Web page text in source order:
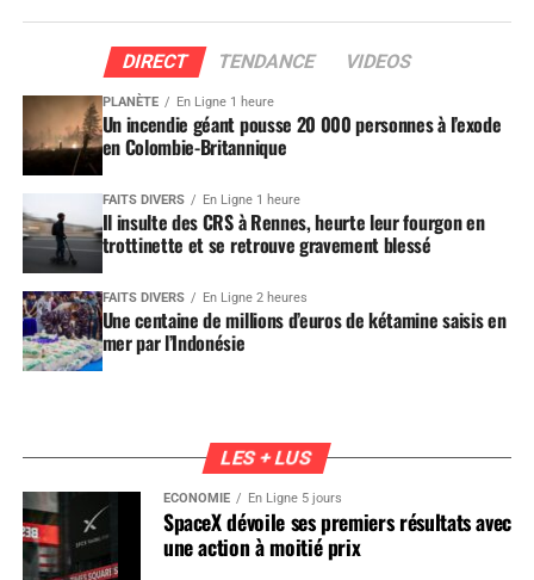
DIRECT TENDANCE VIDEOS
PLANÈTE En Ligne 1 heure
Un incendie géant pousse 20 000 personnes à l’exode
en Colombie-Britannique
FAITS DIVERS En Ligne 1 heure
Il insulte des CRS à Rennes, heurte leur fourgon en
trottinette et se retrouve gravement blessé
FAITS DIVERS En Ligne 2 heures
Une centaine de millions d’euros de kétamine saisis en
mer par l’Indonésie
LES + LUS
ÉCONOMIE En Ligne 5 jours
SpaceX dévoile ses premiers résultats avec
une action à moitié prix